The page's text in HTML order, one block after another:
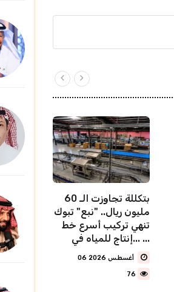
بتكللة تجاوزت الـ 60
مليون ريال.. "نبع" تبوك
تنهي تركيب أسرع خط
إنتاج للمياه في... ...
76